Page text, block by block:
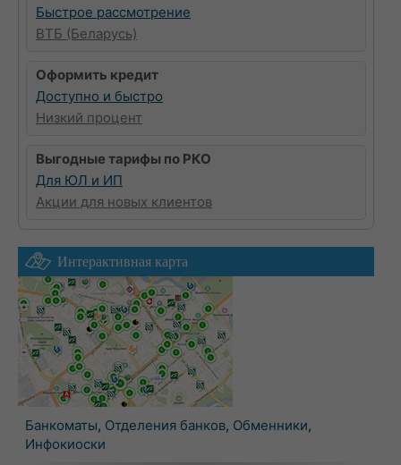
Быстрое рассмотрение
ВТБ (Беларусь)
Оформить кредит
Доступно и быстро
Низкий процент
Выгодные тарифы по РКО
Для ЮЛ и ИП
Акции для новых клиентов
Интерактивная карта
Банкоматы, Отделения банков, Обменники,
Инфокиоски